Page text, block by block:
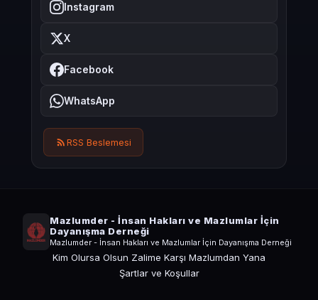
Instagram
X
Facebook
WhatsApp
RSS Beslemesi
Mazlumder - İnsan Hakları ve Mazlumlar İçin
Dayanışma Derneği
Mazlumder - İnsan Hakları ve Mazlumlar İçin Dayanışma Derneği
Kim Olursa Olsun Zalime Karşı Mazlumdan Yana
Şartlar ve Koşullar